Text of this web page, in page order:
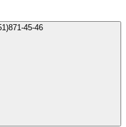
+7(951)871-45-46